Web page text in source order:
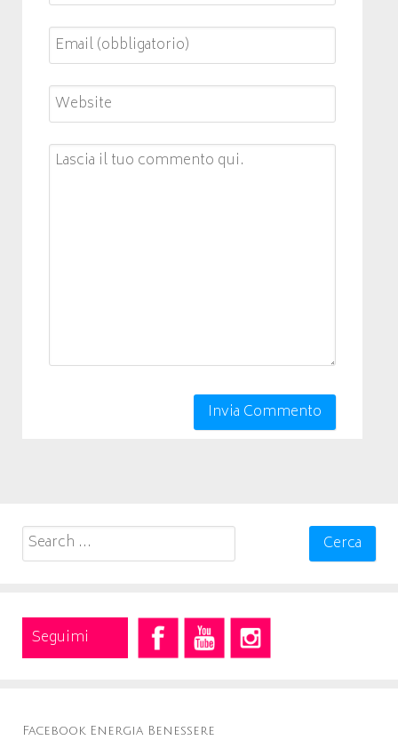
Search
for:
Seguimi
Facebook Energia Benessere